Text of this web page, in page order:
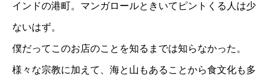
インドの港町。マンガロールときいてピントくる人は少
ないはず。
僕だってこのお店のことを知るまでは知らなかった。
様々な宗教に加えて、海と山もあることから食文化も多